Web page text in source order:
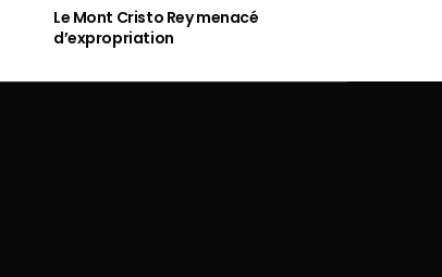
Le Mont Cristo Rey menacé
d’expropriation